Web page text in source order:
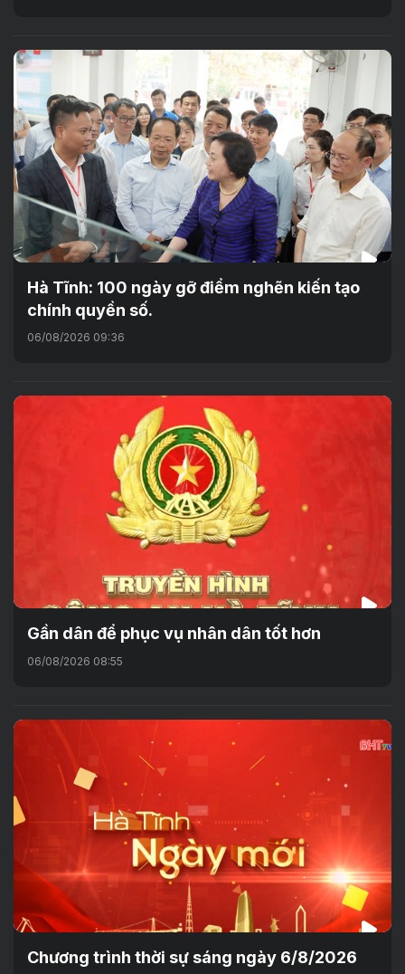
Hà Tĩnh: 100 ngày gỡ điểm nghẽn kiến tạo
chính quyền số.
06/08/2026 09:36
Gần dân để phục vụ nhân dân tốt hơn
06/08/2026 08:55
Chương trình thời sự sáng ngày 6/8/2026